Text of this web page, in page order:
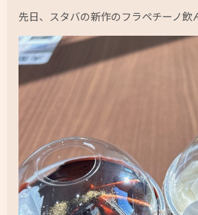
先日、スタバの新作のフラペチーノ飲